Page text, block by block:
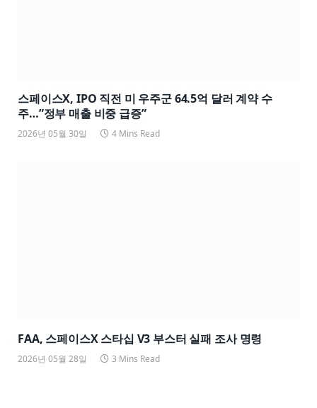
스페이스X, IPO 직전 미 우주군 64.5억 달러 계약 수
주…”정부 매출 비중 급증”
2026년 05월 30일 4 Mins Read
FAA, 스페이스X 스타십 V3 부스터 실패 조사 명령
2026년 05월 28일 3 Mins Read